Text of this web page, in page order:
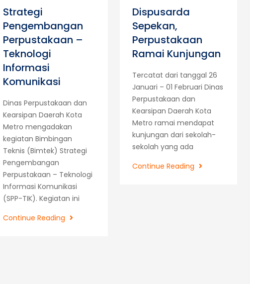
Strategi
Pengembangan
Perpustakaan –
Teknologi
Informasi
Komunikasi
Dinas Perpustakaan dan
Kearsipan Daerah Kota
Metro mengadakan
kegiatan Bimbingan
Teknis (Bimtek) Strategi
Pengembangan
Perpustakaan – Teknologi
Informasi Komunikasi
(SPP-TIK). Kegiatan ini
Continue Reading
Strategi
Dispusarda
Sepekan,
Perpustakaan
Ramai Kunjungan
Tercatat dari tanggal 26
Januari – 01 Februari Dinas
Perpustakaan dan
Kearsipan Daerah Kota
Metro ramai mendapat
kunjungan dari sekolah-
sekolah yang ada
Continue Reading
Dispusarda